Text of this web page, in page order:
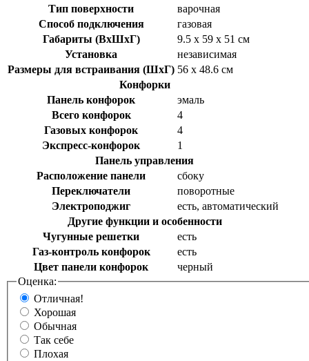
Тип поверхности
варочная
Способ подключения
газовая
Габариты (ВхШхГ)
9.5 x 59 x 51 см
Установка
независимая
Размеры для встраивания (ШхГ) 56 x 48.6 см
Конфорки
Панель конфорок
эмаль
Всего конфорок
4
Газовых конфорок
4
Экспресс-конфорок
1
Панель управления
Расположение панели
сбоку
Переключатели
поворотные
Электроподжиг
есть, автоматический
Другие функции и особенности
Чугунные решетки
есть
Газ-контроль конфорок
есть
Цвет панели конфорок
черный
Оценка:
Отличная!
Хорошая
Обычная
Так себе
Плохая